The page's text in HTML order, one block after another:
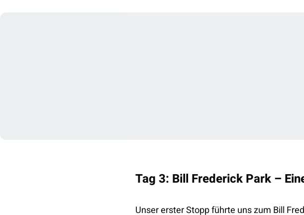
Tag 3: Bill Frederick Park –
Unser erster Stopp führte uns zum Bill